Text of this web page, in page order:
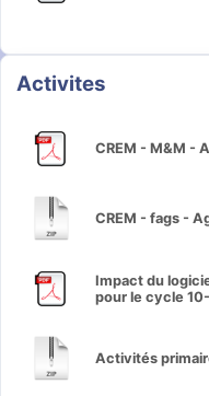
Activites
CREM - M&M -
CREM - fags -
Impact du
pour le cycle
Activités